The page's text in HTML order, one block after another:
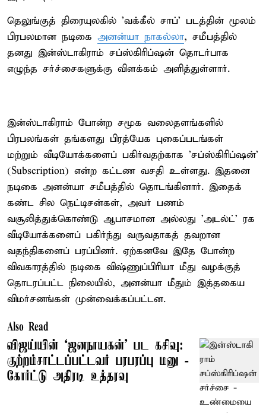
தெலுங்குத் திரையுலகில் 'வக்கீல் சாப்' படத்தின் மூலம்
பிரபலமான நடிகை அனன்யா நாகல்லா, சமீபத்தில்
தனது இன்ஸ்டாகிராம் சப்ஸ்கிரிப்ஷன் தொடர்பாக
எழுந்த சர்ச்சைகளுக்கு விளக்கம் அளித்துள்ளார்.
இன்ஸ்டாகிராம் போன்ற சமூக வலைதளங்களில்
பிரபலங்கள் தங்களது பிரத்யேக புகைப்படங்கள்
மற்றும் வீடியோக்களைப் பகிர்வதற்காக 'சப்ஸ்கிரிப்ஷன்'
(Subscription) என்ற கட்டண வசதி உள்ளது. இதனை
நடிகை அனன்யா சமீபத்தில் தொடங்கினார். இதைக்
கண்ட சில நெட்டிசன்கள், அவர் பணம்
வசூலித்துக்கொண்டு ஆபாசமான அல்லது 'அடல்ட்' ரக
வீடியோக்களைப் பகிர்ந்து வருவதாகத் தவறான
வதந்திகளைப் பரப்பினர். ஏற்கனவே இதே போன்ற
விவகாரத்தில் நடிகை விஷ்ணுப்பிரியா மீது வழக்குத்
தொடரப்பட்ட நிலையில், அனன்யா மீதும் இத்தகைய
விமர்சனங்கள் முன்வைக்கப்பட்டன.
Also Read
விஜய்யின் ‘ஜனநாயகன்’ பட கசிவு:
குற்றம்சாட்டப்பட்டவர் பரபரப்பு மனு -
கோர்ட்டு அதிரடி உத்தரவு